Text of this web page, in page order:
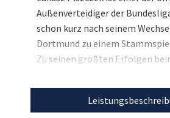
Außenverteidiger der
schon kurz nach seinem
Dortmund zu einem
Zu seinen größten Erfolgen
der Gewinn der Meisterschaft in
2010/11 und 2011/12 sowie der
Pokal 2012. Pünktlich zur